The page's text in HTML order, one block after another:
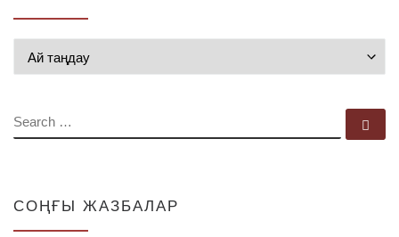
SEARCH
СОҢҒЫ ЖАЗБАЛАР